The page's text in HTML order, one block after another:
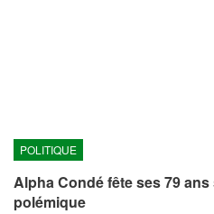
POLITIQUE
Alpha Condé fête ses 79
polémique